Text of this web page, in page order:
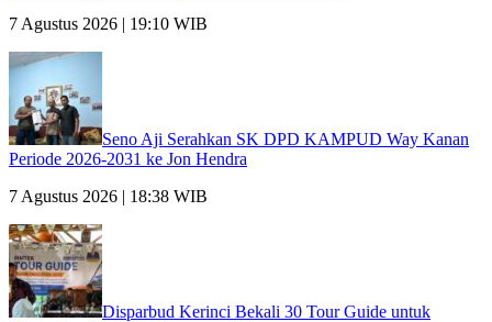
7 Agustus 2026 | 19:10 WIB
Seno Aji Serahkan SK DPD KAMPUD Way Kanan
Periode 2026-2031 ke Jon Hendra
7 Agustus 2026 | 18:38 WIB
Disparbud Kerinci Bekali 30 Tour Guide untuk